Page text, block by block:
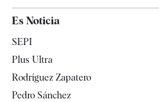
España
Televisión
Es Noticia
SEPI
Plus Ultra
Rodríguez Zapatero
Pedro Sánchez